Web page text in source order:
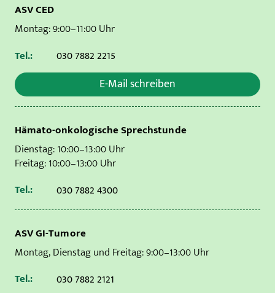
ASV CED
Montag: 9:00–11:00 Uhr
Tel.:
030 7882 2215
E-Mail schreiben
Hämato-onkologische Sprechstunde
Dienstag: 10:00–13:00 Uhr
Freitag: 10:00–13:00 Uhr
Tel.:
030 7882 4300
ASV GI-Tumore
Montag, Dienstag und Freitag: 9:00–13:00 Uhr
Tel.:
030 7882 2121